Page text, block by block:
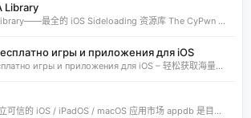
Library
CyPwn IPA Library——最全的 iOS Sideloading 资源库 The CyPwn IPA Library is the most complete sideloading library available for iOS devices. 这里聚合了海量 IPA 包，覆盖 Jailbreak
игры и приложения для iOS
Скачать бесплатно игры и приложения для iOS – 轻松获取海量精品 在 iklassika.ru，您可以 Скачать 各类 бесплатно 的 игры 与 приложения，专为 iOS 设备打造。平台汇聚最新、最热的移动资源，让用户无需繁琐搜索，一键下载，畅享无
appdb — 独立可信的 iOS / iPadOS / macOS 应用市场 appdb 是目前最大的 独立 marketplace，专注于 iOS、iPadOS 与 macOS 生态。无论是开发者想要免费发布应用，还是普通用户想要安全、私密地下载安装自己需要的 app，都可以在这里轻松实现。 核心优势 免费发布：开